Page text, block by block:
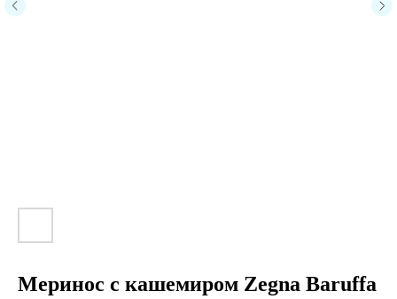
Меринос с кашемиром Zegna Baruffa